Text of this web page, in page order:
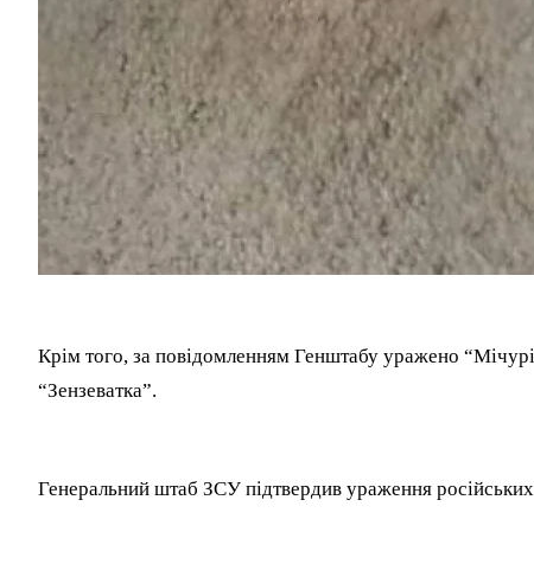
Крім того, за повідомленням Генштабу уражено
“Зензеватка”.
Генеральний штаб ЗСУ підтвердив ураження